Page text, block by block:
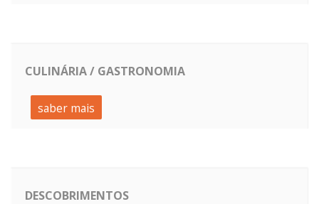
CULINÁRIA / GASTRONOMIA
saber mais
DESCOBRIMENTOS